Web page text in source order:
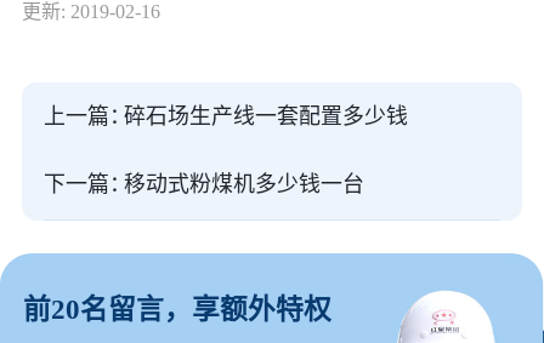
更新: 2019-02-16
上一篇：碎石场生产线一套配置多少钱
下一篇：移动式粉煤机多少钱一台
前20名留言，享额外特权